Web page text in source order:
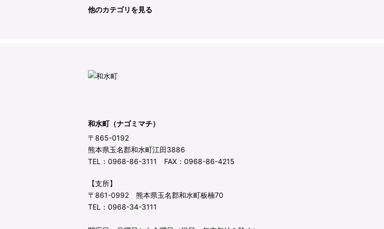
他のカテゴリを見る
和水町（ナゴミマチ）
〒865-0192
熊本県玉名郡和水町江田3886
TEL：0968-86-3111 FAX：0968-86-4215
【支所】
〒861-0992 熊本県玉名郡和水町板楠70
TEL：0968-34-3111